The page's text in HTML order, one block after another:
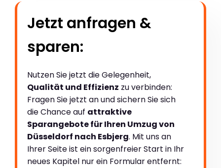
Jetzt anfragen &
sparen:
Nutzen Sie jetzt die Gelegenheit,
Qualität und Effizienz zu verbinden:
Fragen Sie jetzt an und sichern Sie sich
die Chance auf attraktive
Sparangebote für Ihren Umzug von
Düsseldorf nach Esbjerg. Mit uns an
Ihrer Seite ist ein sorgenfreier Start in Ihr
neues Kapitel nur ein Formular entfernt: